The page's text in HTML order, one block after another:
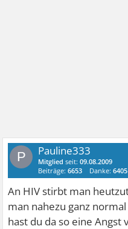
P Pauline333
Mitglied seit:09.08.2009
Beiträge:6653 Danke:6405
An HIV stirbt man
man nahezu ganz
hast du da so eine Angst